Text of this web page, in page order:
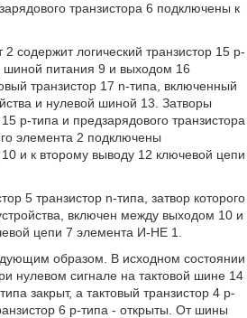
транзистора 6 подключены к
содержит логический транзистор 15 p-
питания 9 и выходом 16
транзистор 17 n-типа, включенный
и нулевой шиной 13. Затворы
15 p-типа и предзарядового транзистора
элемента 2 подключены
10 и к второму выводу 12 ключевой цепи
5 транзистор n-типа, затвор которого
включен между выходом 10 и
цепи 7 элемента И-НЕ 1.
образом. В исходном состоянии
нулевом сигнале на тактовой шине 14
закрыт, а тактовый транзистор 4 p-
6 p-типа - открыты. От шины